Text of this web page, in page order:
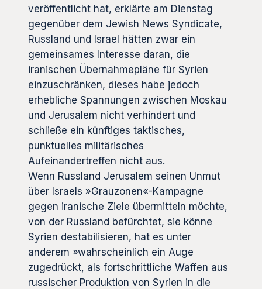
veröffentlicht hat, erklärte am Dienstag
gegenüber dem Jewish News Syndicate,
Russland und Israel hätten zwar ein
gemeinsames Interesse daran, die
iranischen Übernahmepläne für Syrien
einzuschränken, dieses habe jedoch
erhebliche Spannungen zwischen Moskau
und Jerusalem nicht verhindert und
schließe ein künftiges taktisches,
punktuelles militärisches
Aufeinandertreffen nicht aus.
Wenn Russland Jerusalem seinen Unmut
über Israels »Grauzonen«-Kampagne
gegen iranische Ziele übermitteln möchte,
von der Russland befürchtet, sie könne
Syrien destabilisieren, hat es unter
anderem »wahrscheinlich ein Auge
zugedrückt, als fortschrittliche Waffen aus
russischer Produktion von Syrien in die